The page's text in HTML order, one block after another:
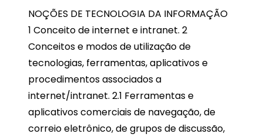
NOÇÕES DE TECNOLOGIA DA INFORMAÇÃO
1 Conceito de internet e intranet. 2
Conceitos e modos de utilização de
tecnologias, ferramentas, aplicativos e
procedimentos associados a
internet/intranet. 2.1 Ferramentas e
aplicativos comerciais de navegação, de
correio eletrônico, de grupos de discussão,